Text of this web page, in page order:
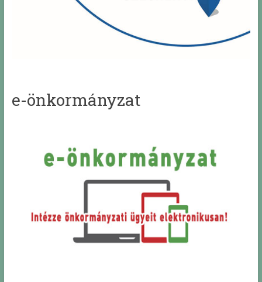
e-önkormányzat